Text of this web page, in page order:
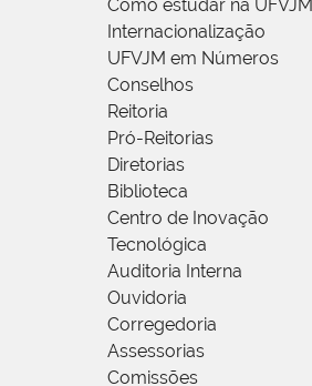
Como estudar na UFVJM
Internacionalização
UFVJM em Números
Conselhos
Reitoria
Pró-Reitorias
Diretorias
Biblioteca
Centro de Inovação
Tecnológica
Auditoria Interna
Ouvidoria
Corregedoria
Assessorias
Comissões